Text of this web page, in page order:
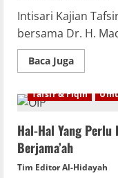
Intisari Kajian
bersama Dr. H.
Baca Juga
Tafsir & Fiqih
Hal-Hal Yang
Berjama’ah
Tim Editor Al-Hidayah